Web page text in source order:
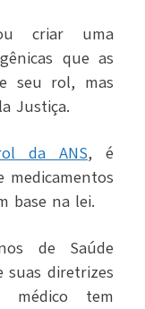
criar uma
que as
seu rol, mas
Justiça.
da ANS, é
medicamentos
base na lei.
de Saúde
suas diretrizes
médico tem